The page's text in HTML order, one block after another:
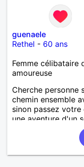
guenaele
Rethel - 60 ans
Femme célibataire
amoureuse
Cherche personne
chemin ensemble
sinon passez votre
une aventure d'un